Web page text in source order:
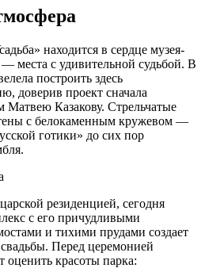
находится в сердце музея-
места с удивительной судьбой. В
построить здесь
доверив проект сначала
Матвею Казакову. Стрельчатые
с белокаменным кружевом —
готики» до сих пор
резиденцией, сегодня
с его причудливыми
и тихими прудами создает
Перед церемонией
красоты парка: